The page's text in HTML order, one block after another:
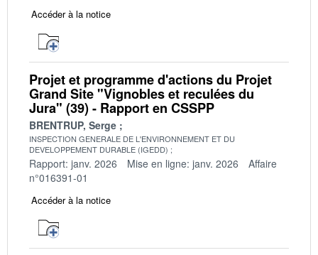
Accéder à la notice
Projet et programme d'actions du Projet
Grand Site "Vignobles et reculées du
Jura" (39) - Rapport en CSSPP
BRENTRUP, Serge
INSPECTION GENERALE DE L'ENVIRONNEMENT ET DU
DEVELOPPEMENT DURABLE (IGEDD)
Rapport: janv. 2026 Mise en ligne: janv. 2026
Affaire
n°016391-01
Accéder à la notice